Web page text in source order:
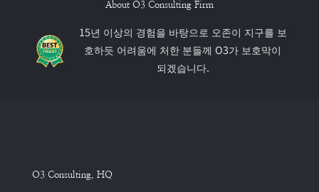
About O3 Consulting Firm
15년 이상의 경험을 바탕으로 오존이 지구를 보
호하듯 어려움에 처한 분들께 O3가 보호막이
되겠습니다.
O3 Consulting, HQ